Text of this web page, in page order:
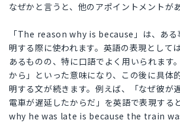
なぜかと言うと、他のアポイントメントが
「The reason why is because」は、ある
明する際に使われます。英語の表現として
あるものの、特に口語でよく用いられます
から」といった意味になり、この後に具体
明する文が続きます。例えば、「なぜ彼が
電車が遅延したからだ」を英語で表現す
why he was late is because the train